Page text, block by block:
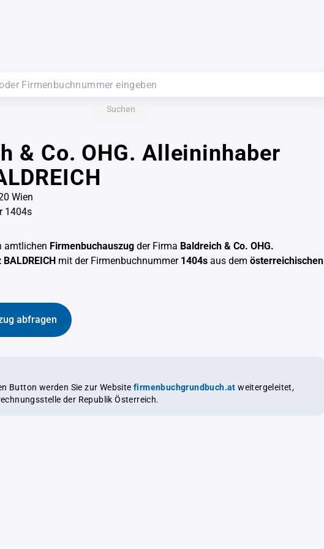
Suchen
& Co. OHG. Alleininhaber
Wien
1404s
amtlichen Firmenbuchauszug der Firma Baldreich & Co. OHG.
mit der Firmenbuchnummer 1404s aus dem österreichischen
abfragen
Button werden Sie zur Website firmenbuchgrundbuch.at weitergeleitet,
der Republik Österreich.